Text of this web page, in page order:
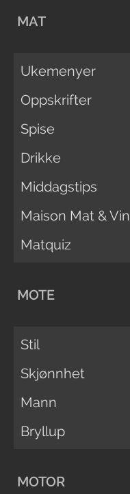
MAT
Ukemenyer
Oppskrifter
Spise
Drikke
Middagstips
Maison Mat & Vin
Matquiz
MOTE
Stil
Skjønnhet
Mann
Bryllup
MOTOR